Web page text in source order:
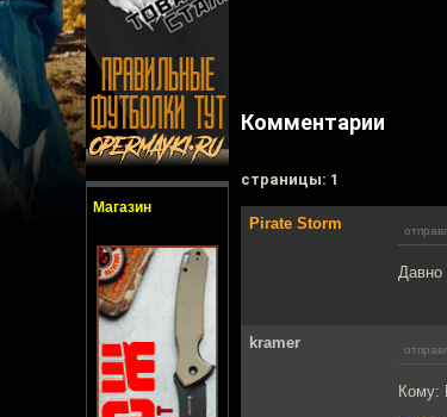
Магазин
Комментарии
cтраницы: 1
Pirate Storm
Давно
kramer
Кому: